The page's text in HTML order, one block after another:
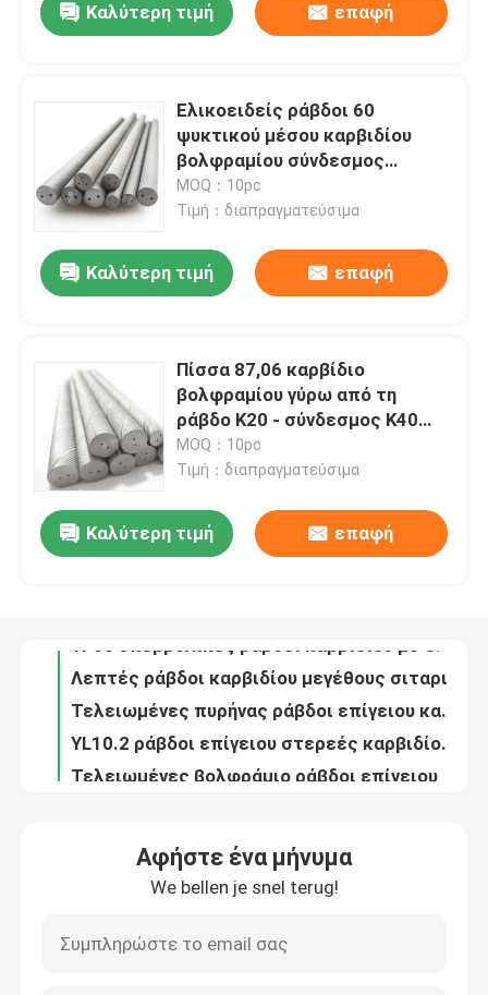
Προϊόντα
Μας ελάτε σε επαφή με
Ειδήσεις
Ζητήστε ένα απόσπασμα
Καλύτερη τιμή επαφή
Ελικοειδείς ράβδοι 60
ψυκτικού μέσου καρβιδίου
βολφραμίου σύνδεσμος
ράβδων 9% μύλων τελών HRC
MOQ：10pc
Τιμή：διαπραγματεύσιμα
Καλύτερη τιμή επαφή
Πίσσα 87,06 καρβίδιο
βολφραμίου γύρω από τη
ράβδο K20 - σύνδεσμος K40
10% για το χυτοσίδηρο
MOQ：10pc
Τιμή：διαπραγματεύσιμα
Καλύτερη τιμή επαφή
ράβδοι καρβιδίου 5.5mm με Chamfer HV30 1950 που κόβεται στο απόθεμα φραγμών μήκους
Αφήστε ένα μήνυμα
We bellen je snel terug!